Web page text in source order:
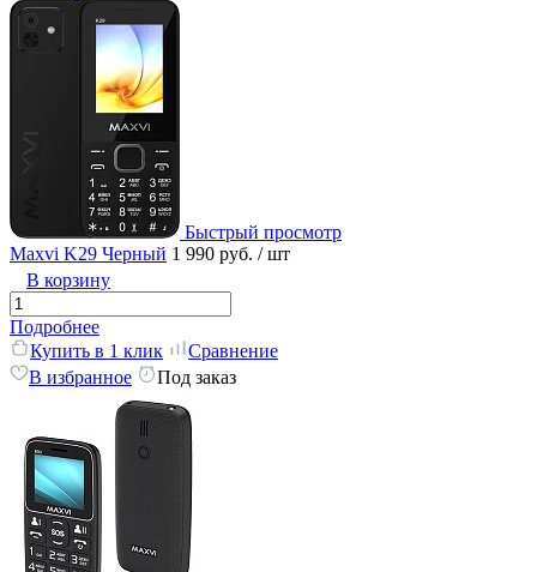
Быстрый просмотр
Maxvi K29 Черный 1 990 руб. / шт
В корзину
Подробнее
Купить в 1 клик
Сравнение
В избранное
Под заказ